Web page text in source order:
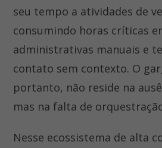
seu tempo a atividades de
consumindo horas críticas
administrativas manuais e
contato sem contexto. O
portanto, não reside na
mas na falta de
Nesse ecossistema de alta